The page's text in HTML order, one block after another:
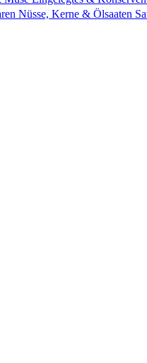
Nüsse, Kerne & Ölsaaten